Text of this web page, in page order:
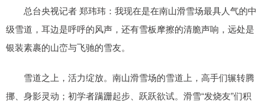
总台央视记者 郑玮玮：我现在是在南山滑雪场最具人气的中
级雪道，耳边是呼呼的风声，还有雪板摩擦的清脆声响，远处是
银装素裹的山峦与飞驰的雪友。
雪道之上，活力绽放。南山滑雪场的雪道上，高手们辗转腾
挪、身影灵动；初学者蹒跚起步、跃跃欲试。滑雪“发烧友”们积